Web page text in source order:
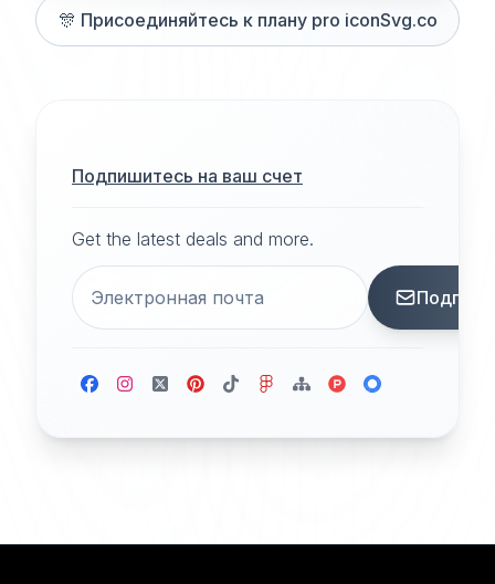
🎊 Присоединяйтесь к плану pro iconSvg.co
Подпишитесь на ваш счет
Get the latest deals and more.